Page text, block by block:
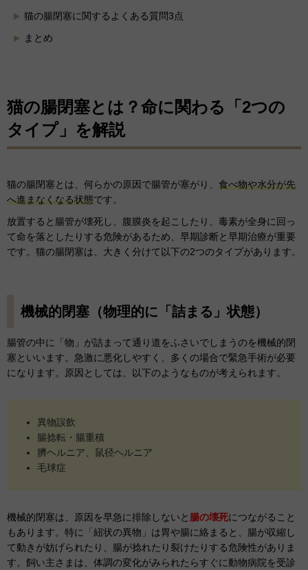
猫の腸閉塞に関するよくある質問3点
まとめ
猫の腸閉塞とは？命に関わる「2つの
タイプ」を解説
猫の腸閉塞とは、何らかの原因で腸管が塞がり、 食べ物や水分が先
へ進まなくなる状態です。
放置すると腸管が壊死し、腹膜炎を起こしたり、毒素が全身に回っ
て命を落としたりする危険があるため、早期診断と早期治療が重要
です。猫の腸閉塞は、大きく分けて以下の2つのタイプがあります。
機械的閉塞（物理的に「詰まる」状態）
腸管の中に「物」が詰まって通り道をふさいでしまうのを機械的閉
塞といいます。急激に悪化しやすく、多くの場合で緊急手術が必要
になります。原因としては、以下のようなものが考えられます。
異物誤飲
腸捻転・腸重積
臍ヘルニア、鼠径ヘルニア
毛球症
機械的閉塞は、原因を早急に排除しないと 腸の壊死につながること
もあります。特に「紐状の異物」は胃や腸に絡まると、腸が収縮し
て動きが妨げられたり、腸が捻れたり裂けたりする危険性がありま
す。飼い主さまは、体調の変化がみられたらすぐに動物病院を受診